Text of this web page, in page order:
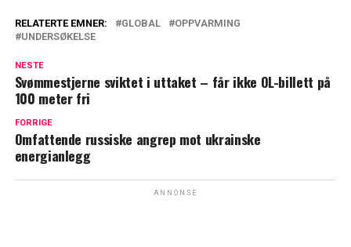
RELATERTE EMNER: GLOBAL
OPPVARMING
UNDERSØKELSE
NESTE
Svømmestjerne sviktet i uttaket – får ikke OL-billett på
100 meter fri
FORRIGE
Omfattende russiske angrep mot ukrainske
energianlegg
ANNONSE